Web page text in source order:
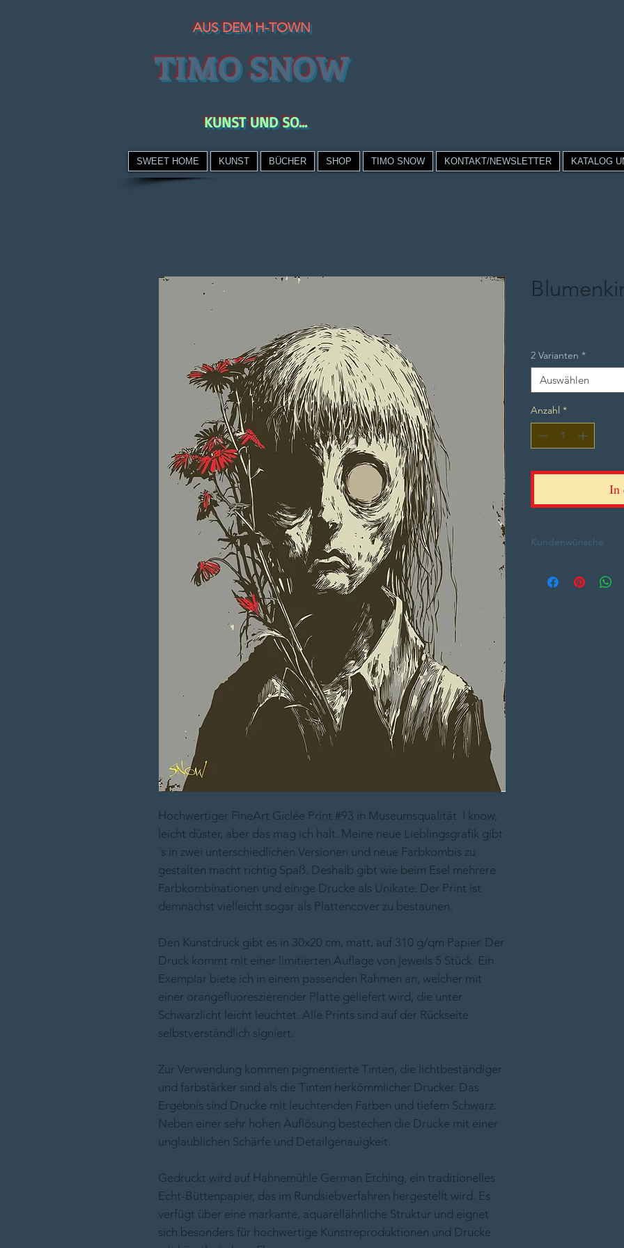
AUS DEM H-TOWN
TIMO SNOW
KUNST UND SO...
SWEET HOME KUNST BÜCHER SHOP TIMO SNOW KONTAKT/NEWSLETTER KATALOG
Hochwertiger FineArt Giclée Print #93 in Museumsqualität. I know,
leicht düster, aber das mag ich halt. Meine neue Lieblingsgrafik gibt
´s in zwei unterschiedlichen Versionen und neue Farbkombis zu
gestalten macht richtig Spaß. Deshalb gibt wie beim Esel mehrere
Farbkombinationen und einige Drucke als Unikate. Der Print ist
demnächst vielleicht sogar als Plattencover zu bestaunen.
Den Kunstdruck gibt es in 30x20 cm, matt, auf 310 g/qm Papier. Der
Druck kommt mit einer limitierten Auflage von jeweils 5 Stück. Ein
Exemplar biete ich in einem passenden Rahmen an, welcher mit
einer orangefluoreszierender Platte geliefert wird, die unter
Schwarzlicht leicht leuchtet. Alle Prints sind auf der Rückseite
selbstverständlich signiert.
Zur Verwendung kommen pigmentierte Tinten, die lichtbeständiger
und farbstärker sind als die Tinten herkömmlicher Drucker. Das
Ergebnis sind Drucke mit leuchtenden Farben und tiefem Schwarz.
Neben einer sehr hohen Auflösung bestechen die Drucke mit einer
unglaublichen Schärfe und Detailgenauigkeit.
Gedruckt wird auf Hahnemühle German Etching, ein traditionelles
Echt-Büttenpapier, das im Rundsiebverfahren hergestellt wird. Es
verfügt über eine markante, aquarellähnliche Struktur und eignet
sich besonders für hochwertige Kunstreproduktionen und Drucke
2 Varianten *
Auswählen
Anzahl *
In
Kundenwünsche